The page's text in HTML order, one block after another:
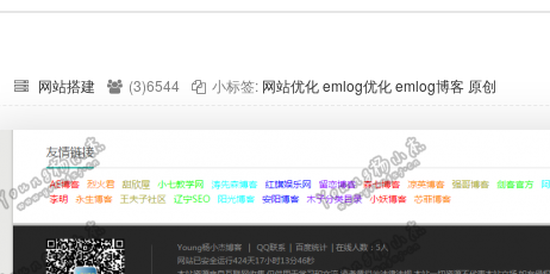
网站搭建 (3)6544 小标签: 网站优化emlog优化emlog博客 原创